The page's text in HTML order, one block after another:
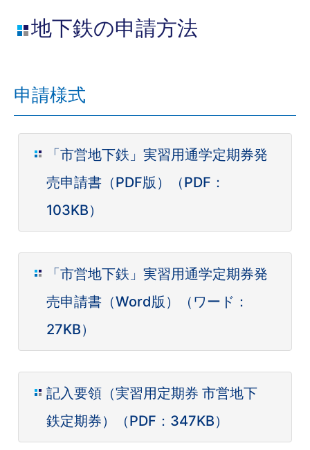
地下鉄の申請方法
申請様式
「市営地下鉄」実習用通学定期券発
売申請書（PDF版）（PDF：
103KB）
「市営地下鉄」実習用通学定期券発
売申請書（Word版）（ワード：
27KB）
記入要領（実習用定期券 市営地下
鉄定期券）（PDF：347KB）